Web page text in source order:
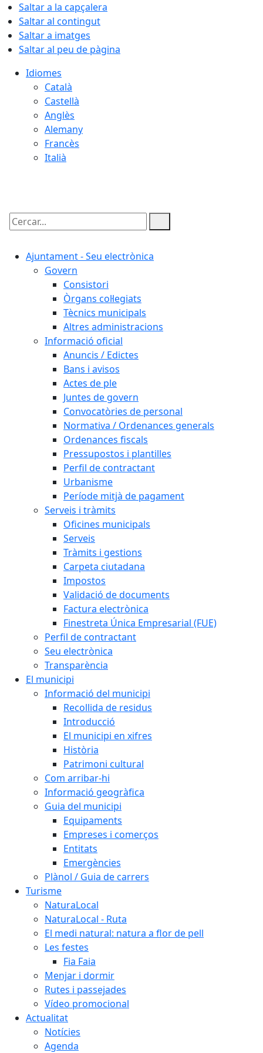
Saltar a la capçalera
Saltar al contingut
Saltar a imatges
Saltar al peu de pàgina
Idiomes
Català
Castellà
Anglès
Alemany
Francès
Italià
Cercar:
Ajuntament - Seu electrònica
Govern
Consistori
Òrgans col·legiats
Tècnics municipals
Altres administracions
Informació oficial
Anuncis / Edictes
Bans i avisos
Actes de ple
Juntes de govern
Convocatòries de personal
Normativa / Ordenances generals
Ordenances fiscals
Pressupostos i plantilles
Perfil de contractant
Urbanisme
Període mitjà de pagament
Serveis i tràmits
Oficines municipals
Serveis
Tràmits i gestions
Carpeta ciutadana
Impostos
Validació de documents
Factura electrònica
Finestreta Única Empresarial (FUE)
Perfil de contractant
Seu electrònica
Transparència
El municipi
Informació del municipi
Recollida de residus
Introducció
El municipi en xifres
Història
Patrimoni cultural
Com arribar-hi
Informació geogràfica
Guia del municipi
Equipaments
Empreses i comerços
Entitats
Emergències
Plànol / Guia de carrers
Turisme
NaturaLocal
NaturaLocal - Ruta
El medi natural: natura a flor de pell
Les festes
Fia Faia
Menjar i dormir
Rutes i passejades
Vídeo promocional
Actualitat
Notícies
Agenda